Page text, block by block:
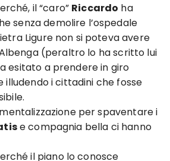
il “caro” Riccardo ha
senza demolire l’ospedale
Ligure non si poteva avere
Albenga (peraltro lo ha scritto lui
esitato a prendere in giro
illudendo i cittadini che fosse
per spaventare i
e compagnia bella ci hanno
il piano lo conosce